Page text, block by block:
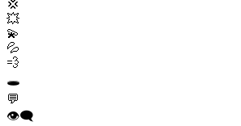
💢
💥
💫
💦
💨
🕳️
💬
👁️‍🗨️